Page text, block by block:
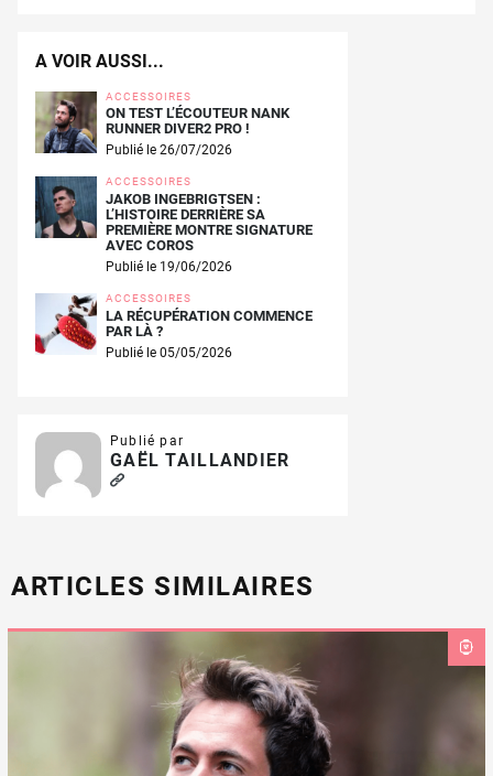
A VOIR AUSSI...
ACCESSOIRES
ON TEST L’ÉCOUTEUR NANK
RUNNER DIVER2 PRO !
Publié le 26/07/2026
ACCESSOIRES
JAKOB INGEBRIGTSEN :
L’HISTOIRE DERRIÈRE SA
PREMIÈRE MONTRE SIGNATURE
AVEC COROS
Publié le 19/06/2026
ACCESSOIRES
LA RÉCUPÉRATION COMMENCE
PAR LÀ ?
Publié le 05/05/2026
Publié par
GAËL TAILLANDIER
ARTICLES SIMILAIRES